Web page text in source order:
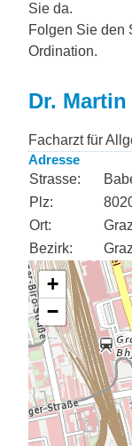
Sie da.
Folgen Sie den
Ordination.
Dr.
Facharzt für
Adresse
Strasse:
Plz:
Ort:
Graz
Bezirk: